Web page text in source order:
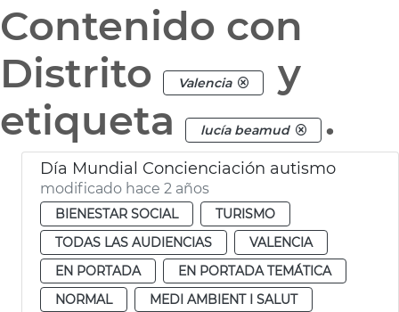
Contenido con
Distrito
Valencia
y
etiqueta
lucía beamud .
Día Mundial Concienciación autismo
modificado hace 2 años
BIENESTAR SOCIAL
TURISMO
TODAS LAS AUDIENCIAS
VALENCIA
EN PORTADA
EN PORTADA TEMÁTICA
NORMAL
MEDI AMBIENT I SALUT